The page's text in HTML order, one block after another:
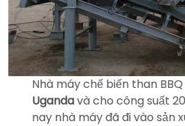
Nhà máy chế biến than
Ugandavà cho công suất
nay nhà máy đã đi vào sản